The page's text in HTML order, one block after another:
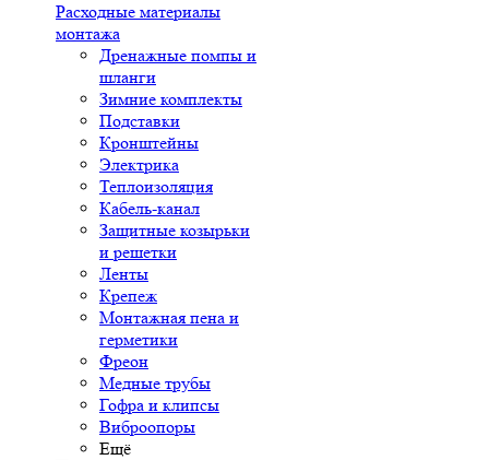
Расходные материалы
монтажа
Дренажные помпы и
шланги
Зимние комплекты
Подставки
Кронштейны
Электрика
Теплоизоляция
Кабель-канал
Защитные козырьки
и решетки
Ленты
Крепеж
Монтажная пена и
герметики
Фреон
Медные трубы
Гофра и клипсы
Виброопоры
Ещё